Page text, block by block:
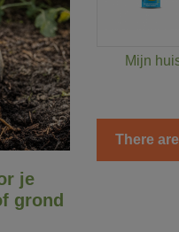
Mijn
There
je
grond